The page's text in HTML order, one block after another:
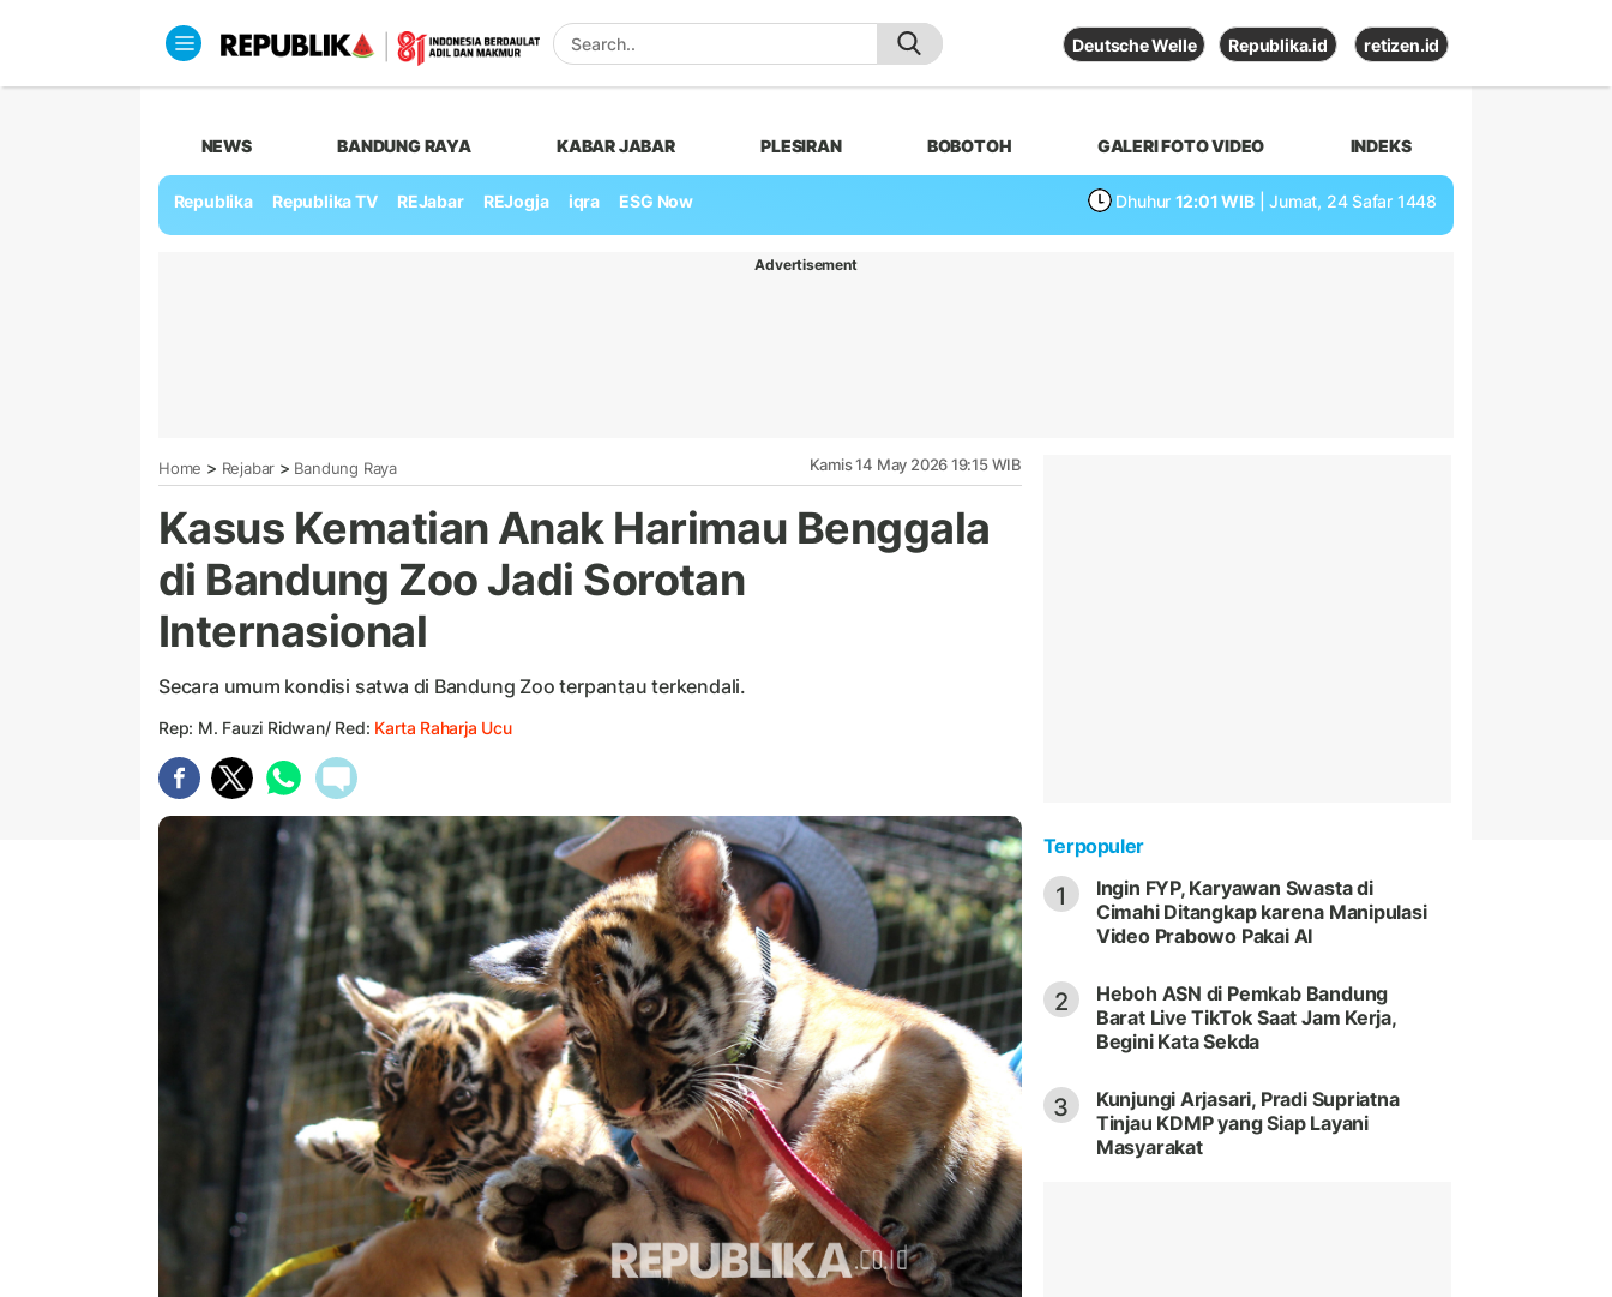
Deutsche Welle Republika.id retizen.id
NEWS BANDUNG RAYA KABAR JABAR PLESIRAN BOBOTOH GALERI FOTO VIDEO INDEKS
Republika Republika TV REJabar REJogja iqra ESG Now Dhuhur 12:01 WIB | Jumat, 24 Safar 1448
Advertisement
Home > Rejabar > Bandung Raya Kamis 14 May 2026 19:15 WIB
Kasus Kematian Anak Harimau Benggala
di Bandung Zoo Jadi Sorotan
Internasional
Secara umum kondisi satwa di Bandung Zoo terpantau terkendali.
Rep: M. Fauzi Ridwan/ Red: Karta Raharja Ucu
Terpopuler
1
Ingin FYP, Karyawan Swasta di
Cimahi Ditangkap karena Manipulasi
Video Prabowo Pakai AI
2
Heboh ASN di Pemkab Bandung
Barat Live TikTok Saat Jam Kerja,
Begini Kata Sekda
3
Kunjungi Arjasari, Pradi Supriatna
Tinjau KDMP yang Siap Layani
Masyarakat